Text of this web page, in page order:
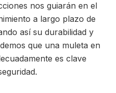
nos guiarán en el
a largo plazo de
así su durabilidad y
que una muleta en
es clave